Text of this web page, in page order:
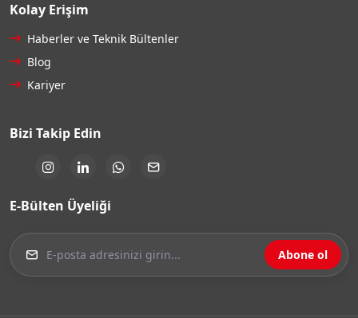
Kolay Erişim
Haberler ve Teknik Bültenler
Blog
Kariyer
Bizi Takip Edin
E-Bülten Üyeliği
Abone ol